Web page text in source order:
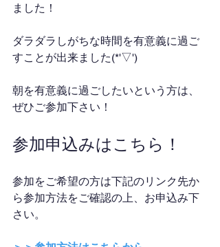
ました！
ダラダラしがちな時間を有意義に過ご
すことが出来ました(*'▽')
朝を有意義に過ごしたいという方は、
ぜひご参加下さい！
参加申込みはこちら！
参加をご希望の方は下記のリンク先か
ら参加方法をご確認の上、お申込み下
さい。